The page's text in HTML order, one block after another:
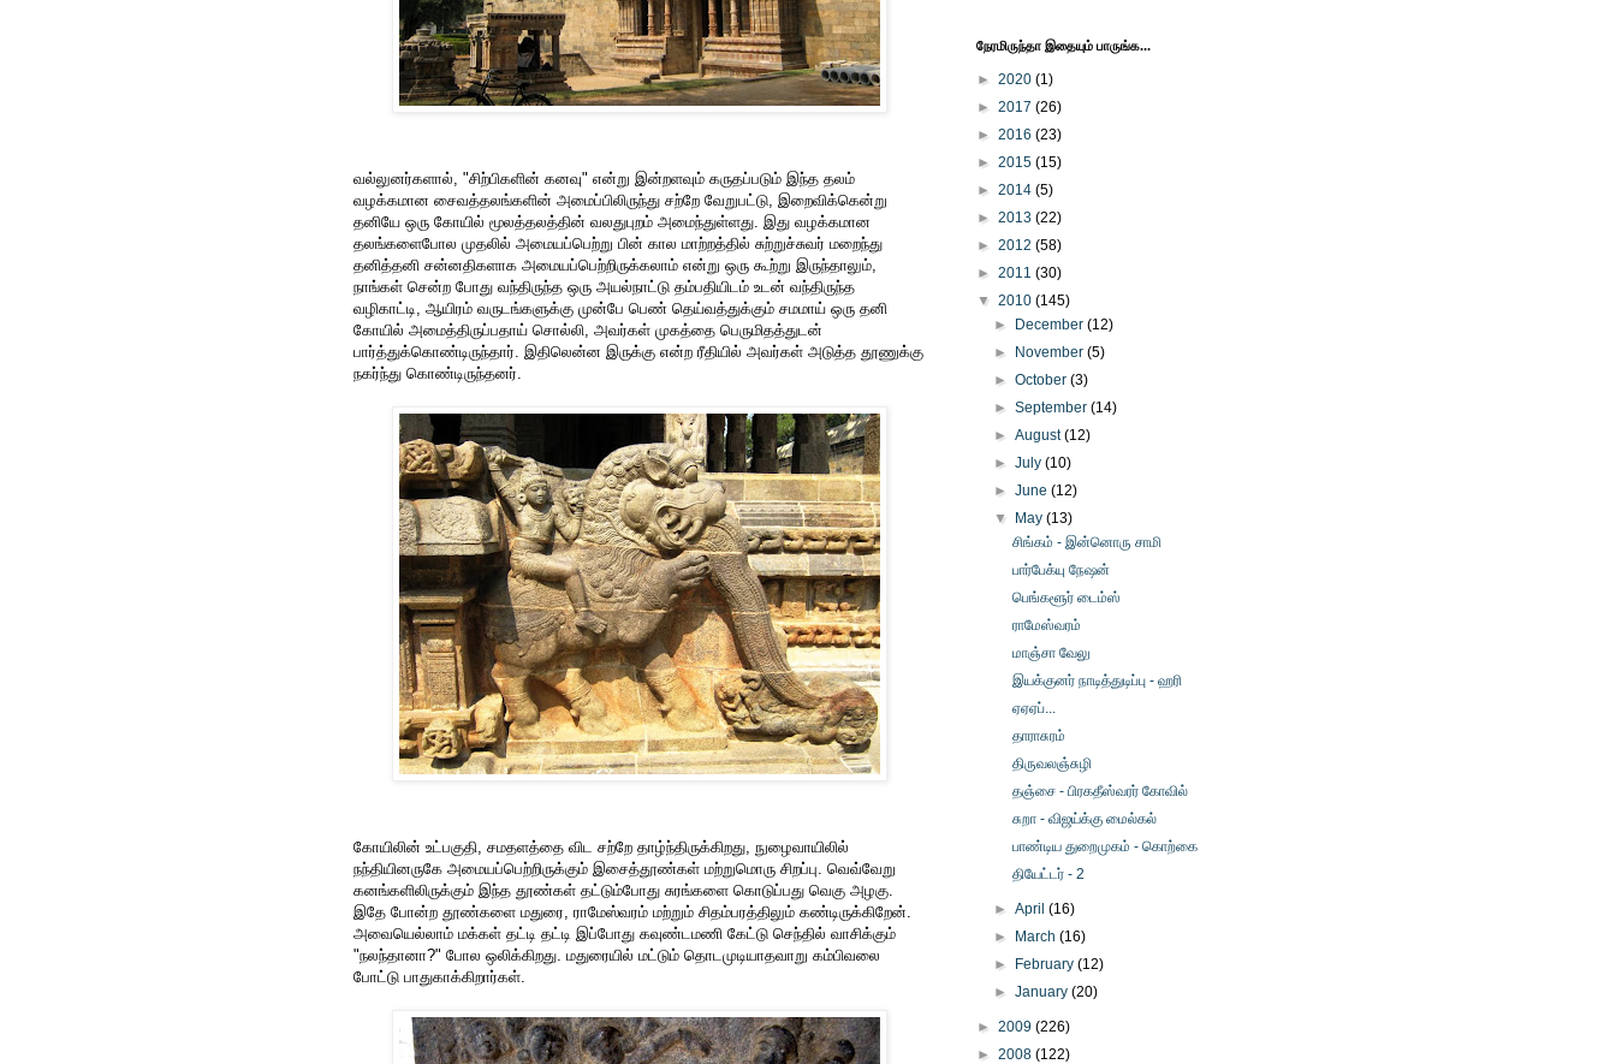
வல்லுனர்களால், "சிற்பிகளின் கனவு" என்று இன்றளவும் கருதப்படும் இந்த தலம்
வழக்கமான சைவத்தலங்களின் அமைப்பிலிருந்து சற்றே வேறுபட்டு, இறைவிக்கென்று
தனியே ஒரு கோயில் மூலத்தலத்தின் வலதுபுறம் அமைந்துள்ளது. இது வழக்கமான
தலங்களைபோல முதலில் அமையப்பெற்று பின் கால மாற்றத்தில் சுற்றுச்சுவர் மறைந்து
தனித்தனி சன்னதிகளாக அமையப்பெற்றிருக்கலாம் என்று ஒரு கூற்று இருந்தாலும்,
நாங்கள் சென்ற போது வந்திருந்த ஒரு அயல்நாட்டு தம்பதியிடம் உடன் வந்திருந்த
வழிகாட்டி, ஆயிரம் வருடங்களுக்கு முன்பே பெண் தெய்வத்துக்கும் சமமாய் ஒரு தனி
கோயில் அமைத்திருப்பதாய் சொல்லி, அவர்கள் முகத்தை பெருமிதத்துடன்
பார்த்துக்கொண்டிருந்தார். இதிலென்ன இருக்கு என்ற ரீதியில் அவர்கள் அடுத்த தூணுக்கு
நகர்ந்து கொண்டிருந்தனர்.
கோயிலின் உட்பகுதி, சமதளத்தை விட சற்றே தாழ்ந்திருக்கிறது, நுழைவாயிலில்
நந்தியினருகே அமையப்பெற்றிருக்கும் இசைத்தூண்கள் மற்றுமொரு சிறப்பு. வெவ்வேறு
கனங்களிலிருக்கும் இந்த தூண்கள் தட்டும்போது சுரங்களை கொடுப்பது வெகு அழகு.
இதே போன்ற தூண்களை மதுரை, ராமேஸ்வரம் மற்றும் சிதம்பரத்திலும் கண்டிருக்கிறேன்.
அவையெல்லாம் மக்கள் தட்டி தட்டி இப்போது கவுண்டமணி கேட்டு செந்தில் வாசிக்கும்
"நலந்தானா?" போல ஒலிக்கிறது. மதுரையில் மட்டும் தொடமுடியாதவாறு கம்பிவலை
போட்டு பாதுகாக்கிறார்கள்.
நேரமிருந்தா இதையும் பாருங்க...
► 2020 (1)
► 2017 (26)
► 2016 (23)
► 2015 (15)
► 2014 (5)
► 2013 (22)
► 2012 (58)
► 2011 (30)
▼ 2010 (145)
►
December(12)
►
November(5)
►October(3)
►September(14)
►August(12)
►July(10)
►June(12)
▼
May(13)
சிங்கம் - இன்னொரு சாமி
பார்பேக்யு நேஷன்
பெங்களூர் டைம்ஸ்
ராமேஸ்வரம்
மாஞ்சா வேலு
இயக்குனர் நாடித்துடிப்பு - ஹரி
ஏஏஏப்...
தாராசுரம்
திருவலஞ்சுழி
தஞ்சை - பிரகதீஸ்வரர் கோவில்
சுறா - விஜய்க்கு மைல்கல்
பாண்டிய துறைமுகம் - கொற்கை
தியேட்டர் - 2
►April(16)
►
March(16)
►
February(12)
►January(20)
► 2009 (226)
► 2008 (122)